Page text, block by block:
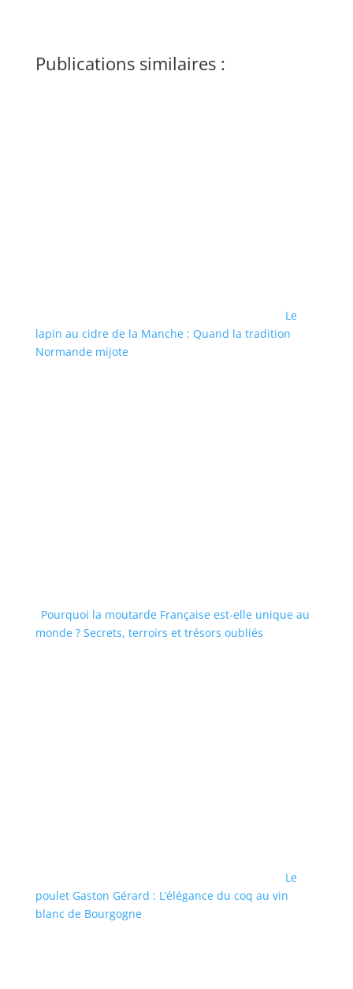
Publications similaires :
Le
lapin au cidre de la Manche : Quand la tradition
Normande mijote
Pourquoi la moutarde Française est-elle unique au
monde ? Secrets, terroirs et trésors oubliés
Le
poulet Gaston Gérard : L’élégance du coq au vin
blanc de Bourgogne